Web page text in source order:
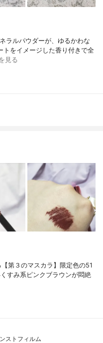
ラルパウダーが、ゆるかわな
トをイメージした香り付きで全
見る
第３のマスカラ】限定色の51
すみ系ピンクブラウンが悶絶
ストフィルム